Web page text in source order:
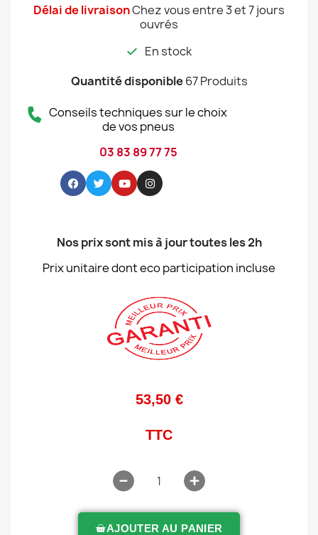
Délai de livraisonChez vous entre 3 et 7 jours
ouvrés
En stock
Quantité disponible 67 Produits
Conseils techniques sur le choix
de vos pneus
03 83 89 77 75
Nos prix sont mis à jour toutes les 2h
Prix unitaire dont eco participation incluse
53,50 €
TTC
AJOUTER AU PANIER